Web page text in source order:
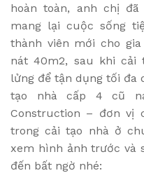
hoàn toàn, anh chị
mang lại cuộc sống
thành viên mới cho
nát 40m2, sau khi cải
lửng để tận dụng tối đa
tạo nhà cấp 4 cũ
Construction – đơn vị
trong cải tạo nhà ở
xem hình ảnh trước và
đến bất ngờ nhé: